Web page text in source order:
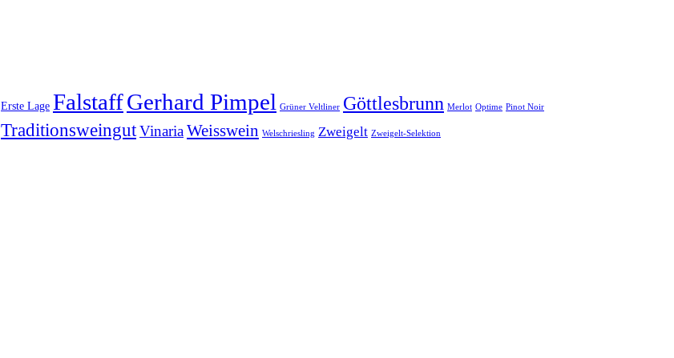
Erste Lage FalstaffGerhard Pimpel Grüner Veltliner Göttlesbrunn Merlot Optime Pinot Noir
TraditionsweingutVinariaWeisswein Welschriesling Zweigelt Zweigelt-Selektion